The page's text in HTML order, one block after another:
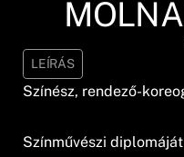
LEÍRÁS
Színész, rendező-
Színművészi